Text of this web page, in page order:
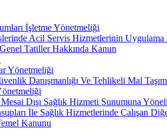
İşletme Yönetmeliği
Acil Servis Hizmetlerinin Uygulama
Tatiller Hakkında Kanun
Yönetmeliği
Danışmanlığı Ve Tehlikeli Mal
Dışı Sağlık Hizmeti Sunumuna
İle Sağlık Hizmetlerinde Çalışan
Kanunu